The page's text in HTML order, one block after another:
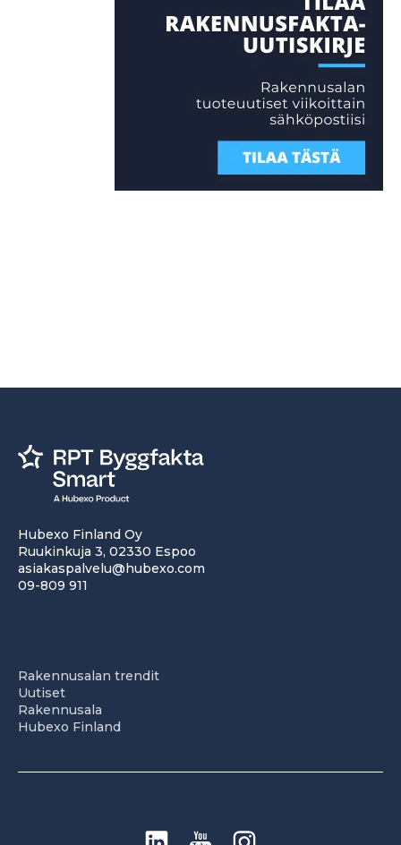
Hubexo Finland Oy
Ruukinkuja 3, 02330 Espoo
asiakaspalvelu@hubexo.com
09-809 911
Rakennusalan trendit
Uutiset
Rakennusala
Hubexo Finland